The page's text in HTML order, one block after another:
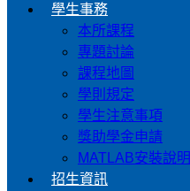
學生事務
本所課程
專題討論
課程地圖
學則規定
學生注意事項
獎助學金申請
MATLAB安裝說明
招生資訊